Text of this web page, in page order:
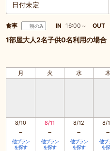
日付未定
食事 朝のみ IN 16:00～ OUT
1部屋大人2名子供0名利用の場合
月 火 水
8/10
-
他プラン
を探す
8/11
-
他プラン
を探す
8/12
-
他プラン
を探す
8/
-
他プ
を